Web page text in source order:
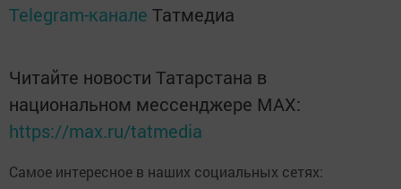
Telegram-канале Татмедиа
Читайте новости Татарстана в
национальном мессенджере MАХ:
https://max.ru/tatmedia
Самое интересное в наших социальных сетях: